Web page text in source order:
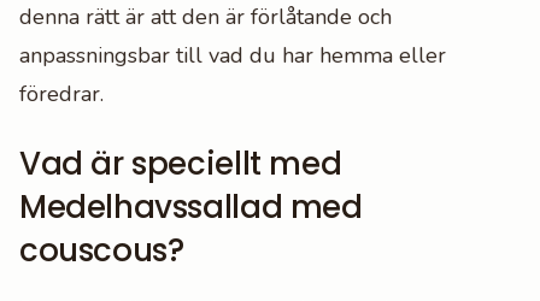
denna rätt är att den är förlåtande och
anpassningsbar till vad du har hemma eller
föredrar.
Vad är speciellt med
Medelhavssallad med
couscous?